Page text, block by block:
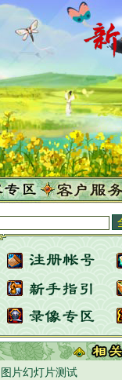
图片幻灯片测试